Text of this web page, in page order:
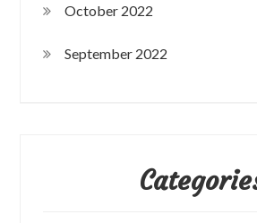
October 2022
September 2022